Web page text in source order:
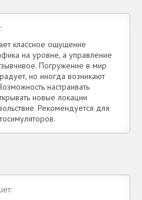
классное ощущение
на уровне, а управление
Погружение в мир
но иногда возникают
настраивать
новые локации
Рекомендуется для